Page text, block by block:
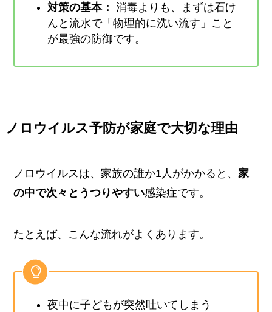
対策の基本： 消毒よりも、まずは石け
んと流水で「物理的に洗い流す」こと
が最強の防御です。
ノロウイルス予防が家庭で大切な理由
ノロウイルスは、家族の誰か1人がかかると、家
の中で次々とうつりやすい感染症です。
たとえば、こんな流れがよくあります。
夜中に子どもが突然吐いてしまう